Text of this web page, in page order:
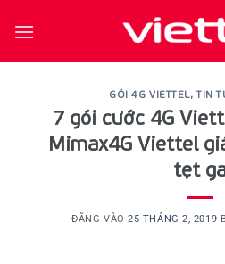
qua
GÓI 4G VIETTEL,TIN
7 gói cước 4G
Mimax4G Viettel
tẹt
ĐĂNG VÀO25 THÁNG 2, 2019